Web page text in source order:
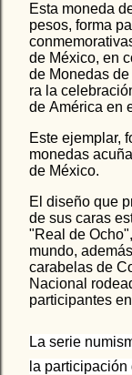
Esta moneda
pesos, forma
de México, en
de Monedas
ra la
de América en
Este ejemplar,
monedas
de México.
El diseño que
de sus caras
"Real de
mundo,
carabelas de
Nacional
participantes
La serie
la